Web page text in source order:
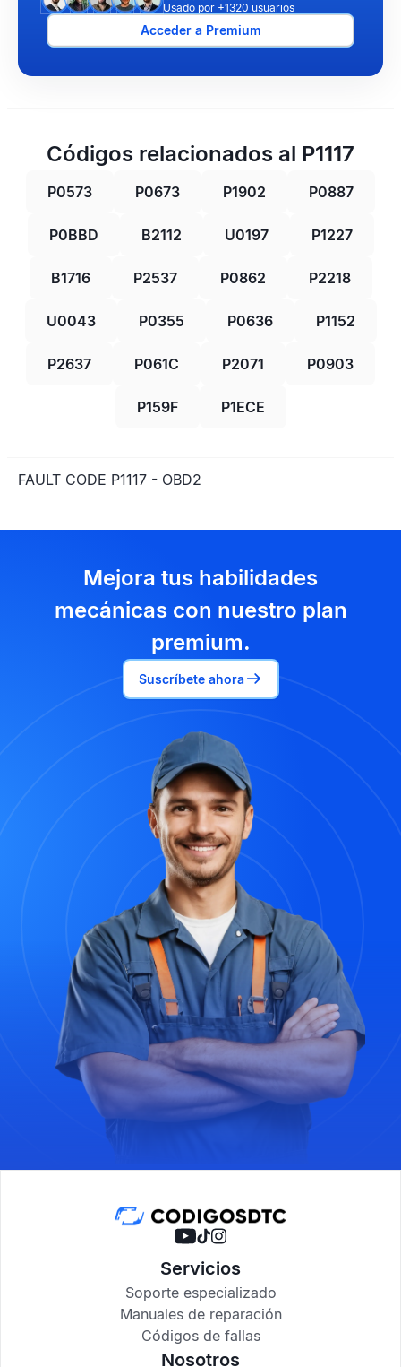
Usado por +1320 usuarios
Acceder a Premium
Códigos relacionados al P1117
P0573 P0673 P1902 P0887
P0BBD B2112 U0197 P1227
B1716 P2537 P0862 P2218
U0043 P0355 P0636 P1152
P2637 P061C P2071 P0903
P159F P1ECE
FAULT CODE P1117 - OBD2
Mejora tus habilidades
mecánicas con nuestro plan
premium.
Suscríbete ahora
Servicios
Soporte especializado
Manuales de reparación
Códigos de fallas
Nosotros